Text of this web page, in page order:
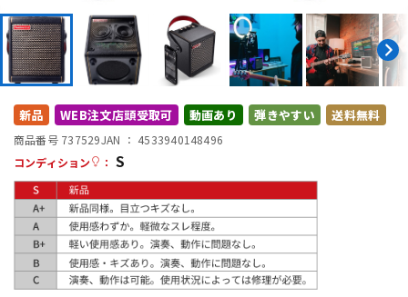
DJ機器
DTM オンライン納品 レコーディング機器
配信/ライブ機器
中古 ヴィンテージ
新品 WEB注文店頭受取可 動画あり 弾きやすい 送料無料
商品番号 737529JAN ： 4533940148496
コンディション
： S